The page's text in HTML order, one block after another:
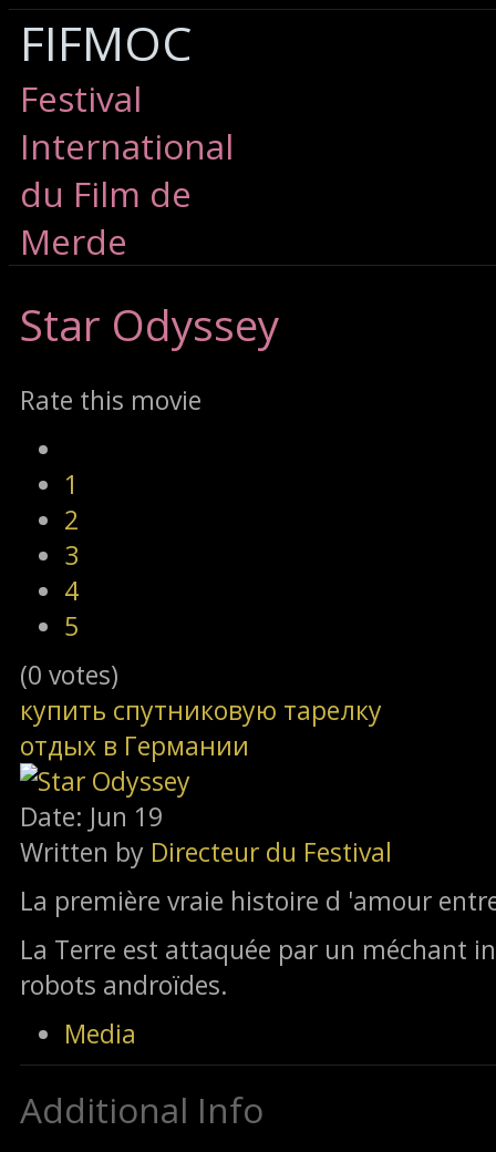
FIFMOC
Festival
International
du Film de
Merde
Star Odyssey
Rate this movie
1
2
3
4
5
(0 votes)
купить спутниковую тарелку
отдых в Германии
Date: Jun 19
Written by Directeur du Festival
La première vraie histoire d 'amour
La Terre est attaquée par un méchant
robots androïdes.
Media
Additional Info